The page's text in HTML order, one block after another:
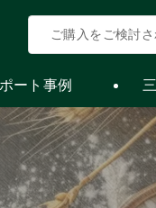
ート事例
ご購入をご検討